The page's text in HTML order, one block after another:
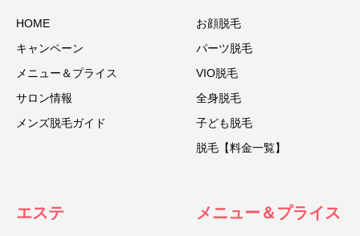
HOME
キャンペーン
メニュー＆プライス
サロン情報
メンズ脱毛ガイド
お顔脱毛
パーツ脱毛
VIO脱毛
全身脱毛
子ども脱毛
脱毛【料金一覧】
エステ メニュー＆プライス